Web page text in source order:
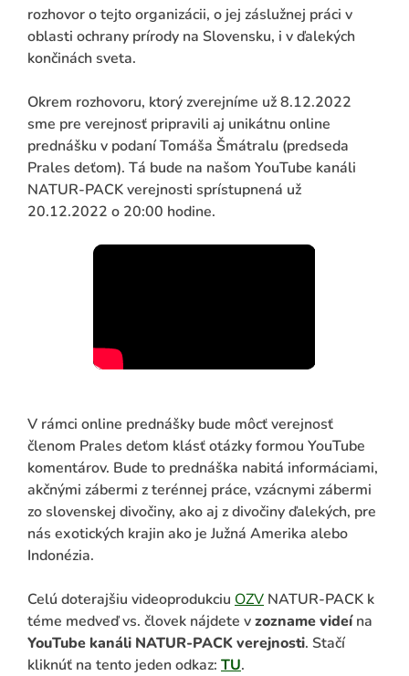
rozhovor o tejto organizácii, o jej záslužnej práci v
oblasti ochrany prírody na Slovensku, i v ďalekých
končinách sveta.
Okrem rozhovoru, ktorý zverejníme už 8.12.2022
sme pre verejnosť pripravili aj unikátnu online
prednášku v podaní Tomáša Šmátralu (predseda
Prales deťom). Tá bude na našom YouTube kanáli
NATUR-PACK verejnosti sprístupnená už
20.12.2022 o 20:00 hodine.
V rámci online prednášky bude môcť verejnosť
členom Prales deťom klásť otázky formou YouTube
komentárov. Bude to prednáška nabitá informáciami,
akčnými zábermi z terénnej práce, vzácnymi zábermi
zo slovenskej divočiny, ako aj z divočiny ďalekých, pre
nás exotických krajin ako je Južná Amerika alebo
Indonézia.
Celú doterajšiu videoprodukciu OZV NATUR-PACK k
téme medveď vs. človek nájdete vzozname videína
YouTube kanáli NATUR-PACK verejnosti. Stačí
kliknúť na tento jeden odkaz: TU.